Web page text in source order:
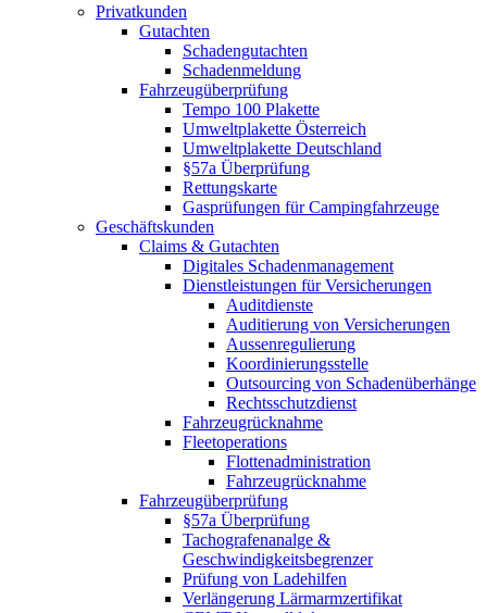
Privatkunden
Gutachten
Schadengutachten
Schadenmeldung
Fahrzeugüberprüfung
Tempo 100 Plakette
Umweltplakette Österreich
Umweltplakette Deutschland
§57a Überprüfung
Rettungskarte
Gasprüfungen für Campingfahrzeuge
Geschäftskunden
Claims & Gutachten
Digitales Schadenmanagement
Dienstleistungen für Versicherungen
Auditdienste
Auditierung von Versicherungen
Aussenregulierung
Koordinierungsstelle
Outsourcing von Schadenüberhänge
Rechtsschutzdienst
Fahrzeugrücknahme
Fleetoperations
Flottenadministration
Fahrzeugrücknahme
Fahrzeugüberprüfung
§57a Überprüfung
Tachografenanalge &
Geschwindigkeitsbegrenzer
Prüfung von Ladehilfen
Verlängerung Lärmarmzertifikat